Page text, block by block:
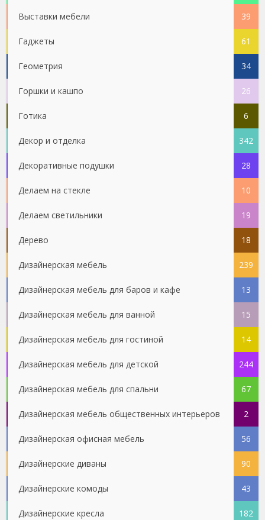
Выставки мебели 39
Гаджеты 61
Геометрия 34
Горшки и кашпо 26
Готика 6
Декор и отделка 342
Декоративные подушки 28
Делаем на стекле 10
Делаем светильники 19
Дерево 18
Дизайнерская мебель 239
Дизайнерская мебель для баров и кафе 13
Дизайнерская мебель для ванной 15
Дизайнерская мебель для гостиной 14
Дизайнерская мебель для детской 244
Дизайнерская мебель для спальни 67
Дизайнерская мебель общественных интерьеров 2
Дизайнерская офисная мебель 56
Дизайнерские диваны 90
Дизайнерские комоды 43
Дизайнерские кресла 182